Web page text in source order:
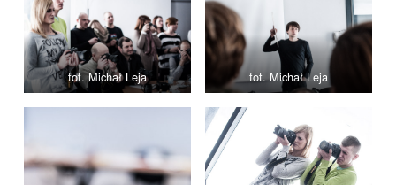
fot. Michał Leja fot. Michał Leja